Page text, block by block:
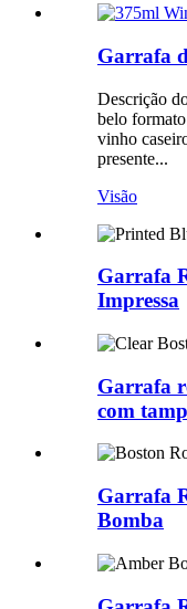
Garrafa
Descrição
belo
vinho
presente...
Visão
Garrafa
Impressa
Garrafa
com
Garrafa
Bomba